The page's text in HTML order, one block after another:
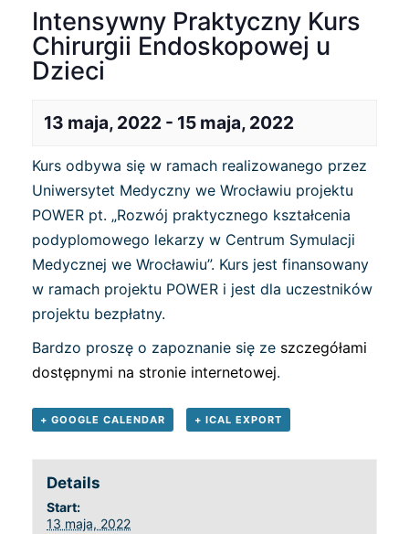
Intensywny Praktyczny Kurs
Chirurgii Endoskopowej u
Dzieci
13 maja, 2022 - 15 maja, 2022
Kurs odbywa się w ramach realizowanego przez
Uniwersytet Medyczny we Wrocławiu projektu
POWER pt. „Rozwój praktycznego kształcenia
podyplomowego lekarzy w Centrum Symulacji
Medycznej we Wrocławiu”. Kurs jest finansowany
w ramach projektu POWER i jest dla uczestników
projektu bezpłatny.
Bardzo proszę o zapoznanie się ze szczegółami
dostępnymi na stronie internetowej.
+ GOOGLE CALENDAR + ICAL EXPORT
Details
Start:
13 maja, 2022